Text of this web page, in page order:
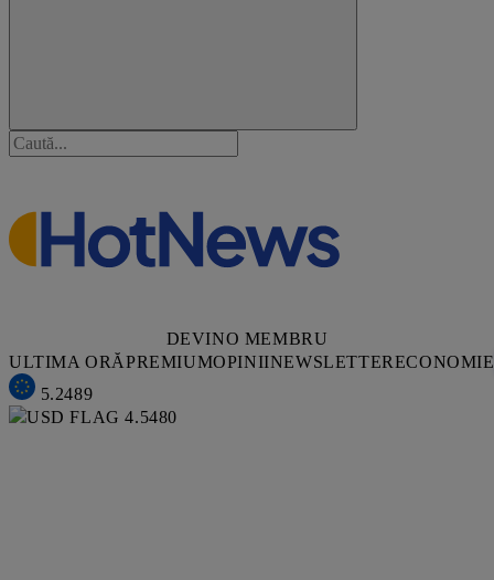
DEVINO MEMBRU
ULTIMA ORĂPREMIUMOPINIINEWSLETTERECONOMIE
5.2489
4.5480